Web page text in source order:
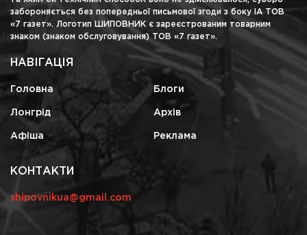
забороняється без попередньої письмової згоди з боку ІА ТОВ
«7 газет». Логотип ШИПОВНИК є зареєстрованим товарним
знаком (знаком обслуговування) ТОВ «7 газет».
НАВІГАЦІЯ
Головна Блоги
Лонгрід Архів
Афіша Реклама
КОНТАКТИ
shipovnikua@gmail.com